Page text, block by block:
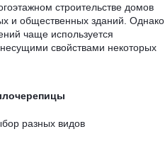
строительстве домов
и общественных зданий. Однако
чаще используется
несущими свойствами некоторых
разных видов